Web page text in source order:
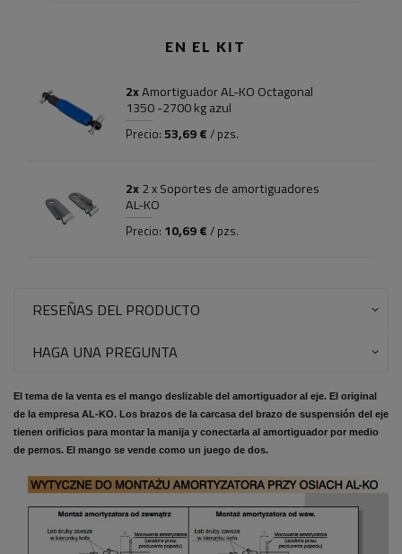
EN EL KIT
2xAmortiguador AL-KO Octagonal
1350 -2700 kg azul
Precio: 53,69 € / pzs.
2x2 x Soportes de amortiguadores
AL-KO
Precio: 10,69 € / pzs.
RESEÑAS DEL PRODUCTO
HAGA UNA PREGUNTA
El tema de la venta es el mango deslizable del amortiguador al eje. El original
de la empresa AL-KO. Los brazos de la carcasa del brazo de suspensión del eje
tienen orificios para montar la manija y conectarla al amortiguador por medio
de pernos. El mango se vende como un juego de dos.